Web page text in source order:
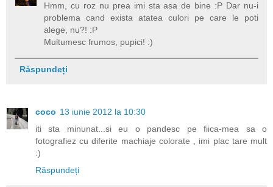
Hmm, cu roz nu prea imi sta asa de bine :P Dar nu-i
problema cand exista atatea culori pe care le poti
alege, nu?! :P
Multumesc frumos, pupici! :)
Răspundeți
coco 13 iunie 2012 la 10:30
iti sta minunat...si eu o pandesc pe fiica-mea sa o
fotografiez cu diferite machiaje colorate , imi plac tare mult
:)
Răspundeți